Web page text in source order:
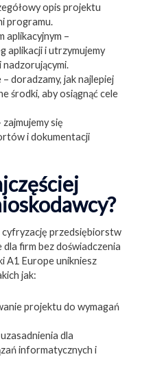
opis projektu
programu.
aplikacyjnym –
aplikacji i utrzymujemy
doradzamy, jak najlepiej
środki, aby osiągnąć cele
się
i dokumentacji
cyfryzację przedsiębiorstw
firm bez doświadczenia
A1 Europe unikniesz
jak:
projektu do wymagań
dla
informatycznych i